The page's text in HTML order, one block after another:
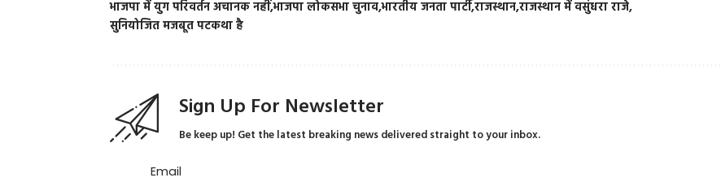
भाजपा में युग परिवर्तन अचानक नहींभाजपा लोकसभा चुनावभारतीय जनता पार्टीराजस्थानराजस्थान में वसुंधरा राजे
सुनियोजित मजबूत पटकथा है
Sign Up For Newsletter
Be keep up! Get the latest breaking news delivered straight to your inbox.
Email